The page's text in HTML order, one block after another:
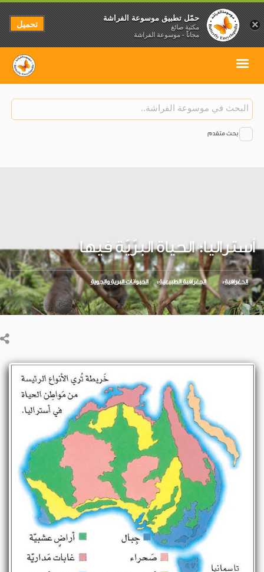
بحث متقدم
أستراليا: الحياة البرّيّة فيها
الجغرافية الجغرافية الطبيعية الحيوانات البرية والجوية
×
حمّل تطبيق موسوعة الفراشة
مكتبة صائغ
مجاناً - موسوعة الفراشة
تحميل